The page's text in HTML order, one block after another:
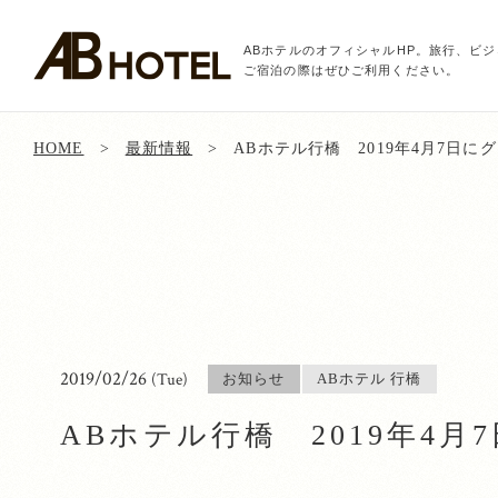
ABホテルのオフィシャルHP。旅行、ビ
ご宿泊の際はぜひご利用ください。
HOME 最新情報 ABホテル行橋 2019年4月7日に
2019/02/26 (Tue) お知らせ ABホテル 行橋
ABホテル行橋 2019年4月7